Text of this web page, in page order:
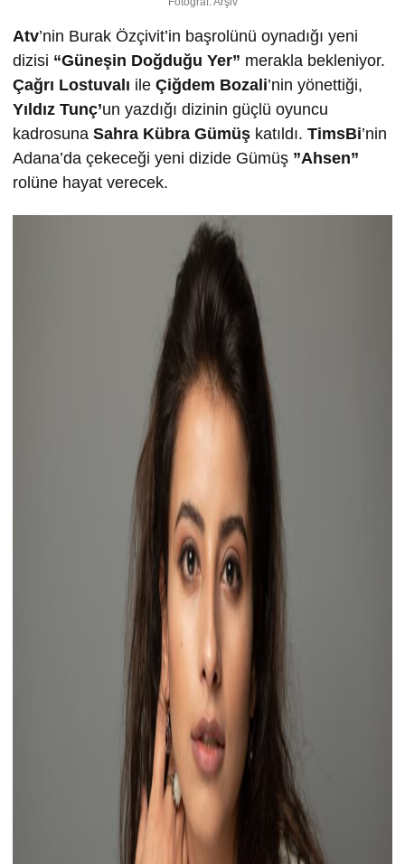
Atv’nin Burak Özçivit’in başrolünü oynadığı yeni
dizisi “Güneşin Doğduğu Yer” merakla bekleniyor.
Çağrı Lostuvalı ile Çiğdem Bozali’nin yönettiği,
Yıldız Tunç’un yazdığı dizinin güçlü oyuncu
kadrosuna Sahra Kübra Gümüş katıldı. TimsBi’nin
Adana’da çekeceği yeni dizide Gümüş ”Ahsen”
rolüne hayat verecek.